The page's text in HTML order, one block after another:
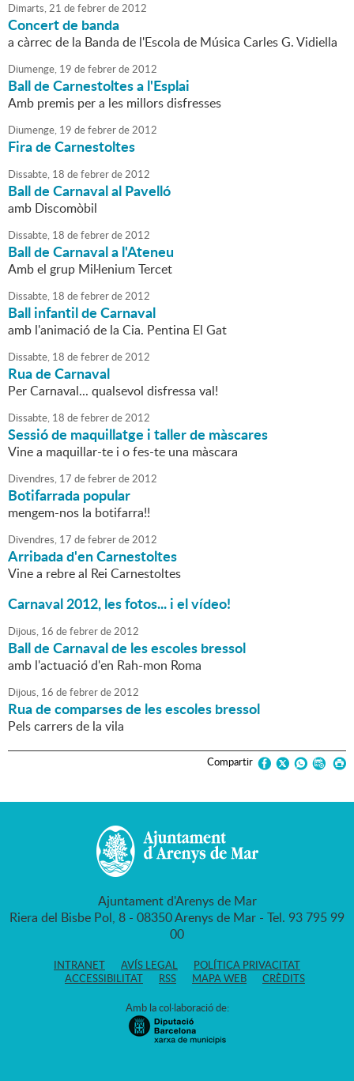
Dimarts,21 defebrerde2012
Concert de banda
a càrrec de la Banda de l'Escola de Música Carles G. Vidiella
Diumenge, 19 defebrerde2012
Ball de Carnestoltes a l'Esplai
Amb premis per a les millors disfresses
Diumenge, 19 defebrerde2012
Fira de Carnestoltes
Dissabte, 18 defebrerde2012
Ball de Carnaval al Pavelló
amb Discomòbil
Dissabte, 18 defebrerde2012
Ball de Carnaval a l'Ateneu
Amb el grup Mil·lenium Tercet
Dissabte, 18 defebrerde2012
Ball infantil de Carnaval
amb l'animació de la Cia. Pentina El Gat
Dissabte, 18 defebrerde2012
Rua de Carnaval
Per Carnaval... qualsevol disfressa val!
Dissabte, 18 defebrerde2012
Sessió de maquillatge i taller de màscares
Vine a maquillar-te i o fes-te una màscara
Divendres, 17 defebrerde2012
Botifarrada popular
mengem-nos la botifarra!!
Divendres, 17 defebrerde2012
Arribada d'en Carnestoltes
Vine a rebre al Rei Carnestoltes
Carnaval 2012, les fotos... i el vídeo!
Dijous, 16 defebrerde2012
Ball de Carnaval de les escoles bressol
amb l'actuació d'en Rah-mon Roma
Dijous, 16 defebrerde2012
Rua de comparses de les escoles bressol
Pels carrers de la vila
Compartir
Ajuntament d'Arenys de Mar
Riera del Bisbe Pol, 8 - 08350 Arenys de Mar - Tel. 93 795 99
00
INTRANET AVÍS LEGAL
POLÍTICA PRIVACITAT
ACCESSIBILITAT
RSS MAPA WEB CRÈDITS
Amb la col·laboració de: